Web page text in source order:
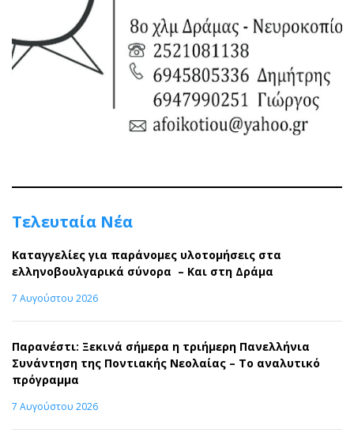
Τελευταία Νέα
Καταγγελίες για παράνομες υλοτομήσεις στα
ελληνοβουλγαρικά σύνορα – Και στη Δράμα
7 Αυγούστου 2026
Παρανέστι: Ξεκινά σήμερα η τριήμερη Πανελλήνια
Συνάντηση της Ποντιακής Νεολαίας – Το αναλυτικό
πρόγραμμα
7 Αυγούστου 2026